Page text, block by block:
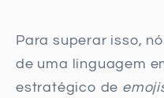
Para superar isso,
de uma linguagem
estratégico de